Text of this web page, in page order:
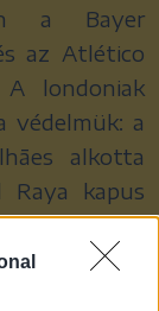
a Bayer
az Atlético
londoniak
védelmük: a
alkotta
Raya kapus
tiszta lapja